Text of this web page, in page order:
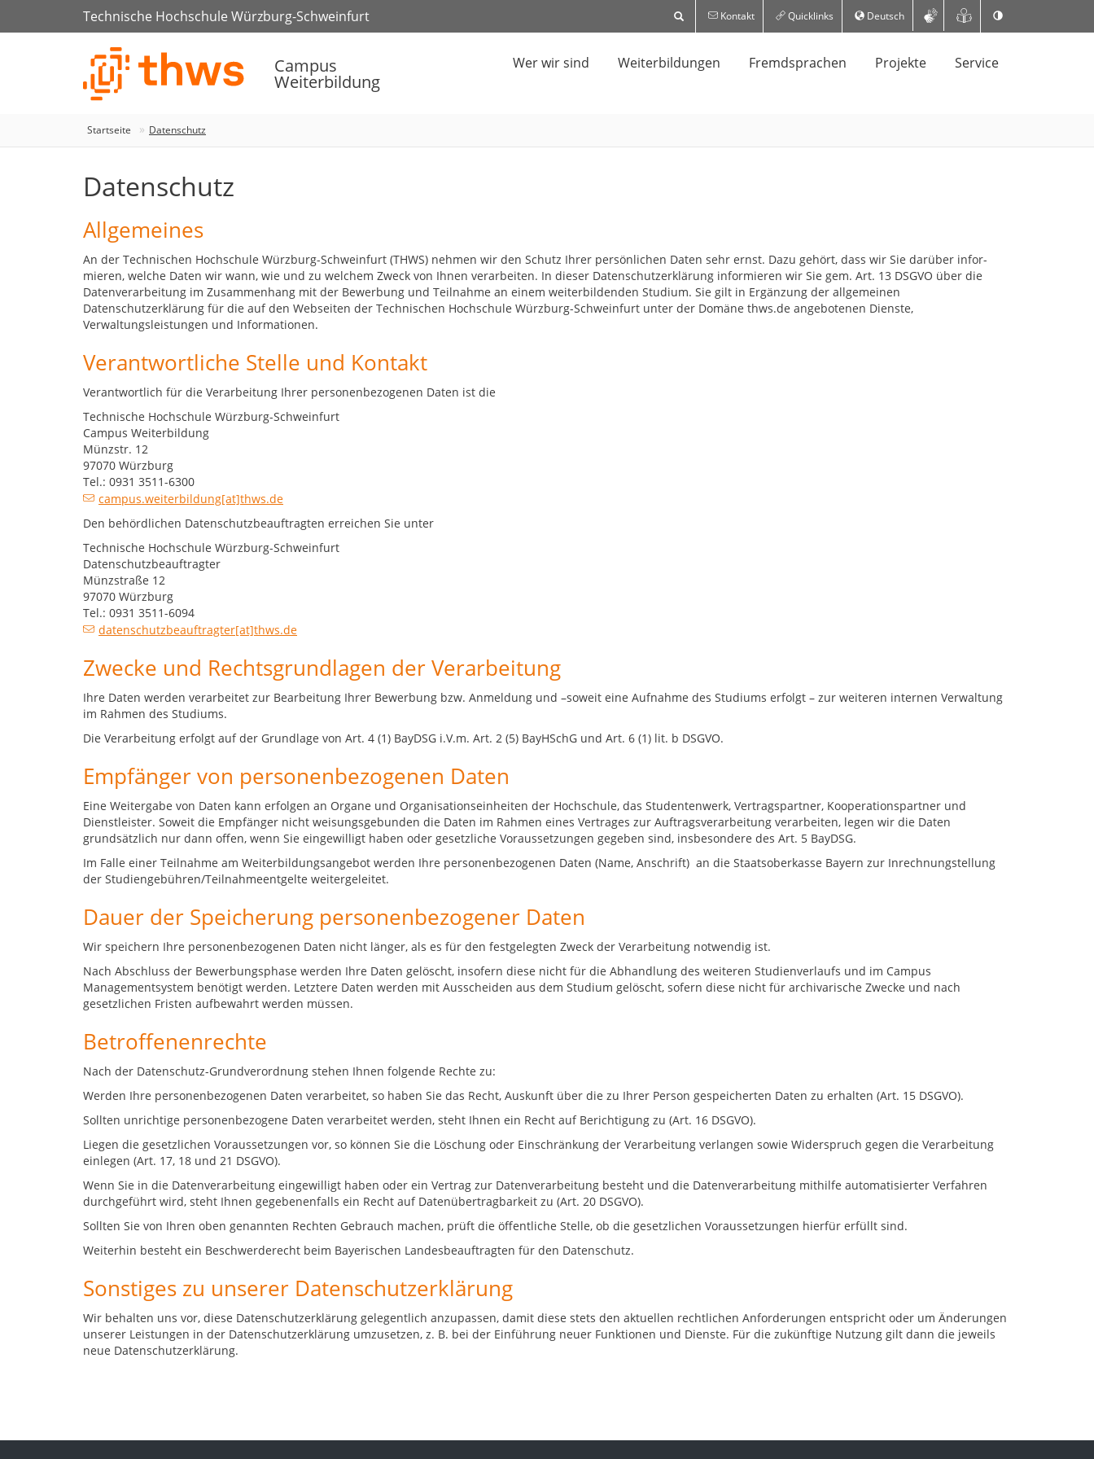
Technische Hochschule Würzburg-Schweinfurt Kontakt Quicklinks Deutsch
Campus
Weiterbildung
Wer wir sind Weiterbildungen Fremdsprachen Projekte Service
Startseite Datenschutz
Datenschutz
Allgemeines
An der Technischen Hochschule Würzburg-Schweinfurt (THWS) nehmen wir den Schutz Ihrer persönlichen Daten sehr ernst. Dazu gehört, dass wir Sie darüber infor­
mieren, welche Daten wir wann, wie und zu welchem Zweck von Ihnen verarbeiten. In dieser Datenschutzerklärung informieren wir Sie gem. Art. 13 DSGVO über die
Datenverarbeitung im Zusammenhang mit der Bewerbung und Teilnahme an einem weiterbildenden Studium. Sie gilt in Ergänzung der allgemeinen
Datenschutzerklärung für die auf den Webseiten der Technischen Hochschule Würzburg-Schweinfurt unter der Domäne thws.de angebotenen Dienste,
Verwaltungsleistungen und Informationen.
Verantwortliche Stelle und Kontakt
Verantwortlich für die Verarbeitung Ihrer personenbezogenen Daten ist die
Technische Hochschule Würzburg-Schweinfurt
Campus Weiterbildung
Münzstr. 12
97070 Würzburg
Tel.: 0931 3511-6300
campus.weiterbildung[at]thws.de
Den behördlichen Datenschutzbeauftragten erreichen Sie unter
Technische Hochschule Würzburg-Schweinfurt
Datenschutzbeauftragter
Münzstraße 12
97070 Würzburg
Tel.: 0931 3511-6094
datenschutzbeauftragter[at]thws.de
Zwecke und Rechtsgrundlagen der Verarbeitung
Ihre Daten werden verarbeitet zur Bearbeitung Ihrer Bewerbung bzw. Anmeldung und –soweit eine Aufnahme des Studiums erfolgt – zur weiteren internen Verwaltung
im Rahmen des Studiums.
Die Verarbeitung erfolgt auf der Grundlage von Art. 4 (1) BayDSG i.V.m. Art. 2 (5) BayHSchG und Art. 6 (1) lit. b DSGVO.
Empfänger von personenbezogenen Daten
Eine Weitergabe von Daten kann erfolgen an Organe und Organisationseinheiten der Hochschule, das Studentenwerk, Vertragspartner, Kooperationspartner und
Dienstleister. Soweit die Empfänger nicht weisungsgebunden die Daten im Rahmen eines Vertrages zur Auftragsverarbeitung verarbeiten, legen wir die Daten
grundsätzlich nur dann offen, wenn Sie eingewilligt haben oder gesetzliche Voraussetzungen gegeben sind, insbesondere des Art. 5 BayDSG.
Im Falle einer Teilnahme am Weiterbildungsangebot werden Ihre personenbezogenen Daten (Name, Anschrift) an die Staatsoberkasse Bayern zur Inrechnungstellung
der Studiengebühren/Teilnahmeentgelte weitergeleitet.
Dauer der Speicherung personenbezogener Daten
Wir speichern Ihre personenbezogenen Daten nicht länger, als es für den festgelegten Zweck der Verarbeitung notwendig ist.
Nach Abschluss der Bewerbungsphase werden Ihre Daten gelöscht, insofern diese nicht für die Abhandlung des weiteren Studienverlaufs und im Campus
Managementsystem benötigt werden. Letztere Daten werden mit Ausscheiden aus dem Studium gelöscht, sofern diese nicht für archivarische Zwecke und nach
gesetzlichen Fristen aufbewahrt werden müssen.
Betroffenenrechte
Nach der Datenschutz-Grundverordnung stehen Ihnen folgende Rechte zu:
Werden Ihre personenbezogenen Daten verarbeitet, so haben Sie das Recht, Auskunft über die zu Ihrer Person gespeicherten Daten zu erhalten (Art. 15 DSGVO).
Sollten unrichtige personenbezogene Daten verarbeitet werden, steht Ihnen ein Recht auf Berichtigung zu (Art. 16 DSGVO).
Liegen die gesetzlichen Voraussetzungen vor, so können Sie die Löschung oder Einschränkung der Verarbeitung verlangen sowie Widerspruch gegen die Verarbeitung
einlegen (Art. 17, 18 und 21 DSGVO).
Wenn Sie in die Datenverarbeitung eingewilligt haben oder ein Vertrag zur Datenverarbeitung besteht und die Datenverarbeitung mithilfe automatisierter Verfahren
durchgeführt wird, steht Ihnen gegebenenfalls ein Recht auf Datenübertragbarkeit zu (Art. 20 DSGVO).
Sollten Sie von Ihren oben genannten Rechten Gebrauch machen, prüft die öffentliche Stelle, ob die gesetzlichen Voraussetzungen hierfür erfüllt sind.
Weiterhin besteht ein Beschwerderecht beim Bayerischen Landesbeauftragten für den Datenschutz.
Sonstiges zu unserer Datenschutzerklärung
Wir behalten uns vor, diese Datenschutzerklärung gelegentlich anzupassen, damit diese stets den aktuellen rechtlichen Anforderungen entspricht oder um Änderungen
unserer Leistungen in der Datenschutzerklärung umzusetzen, z. B. bei der Einführung neuer Funktionen und Dienste. Für die zukünftige Nutzung gilt dann die jeweils
neue Datenschutzerklärung.